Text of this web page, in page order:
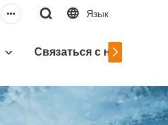
Язык
Связаться с нами